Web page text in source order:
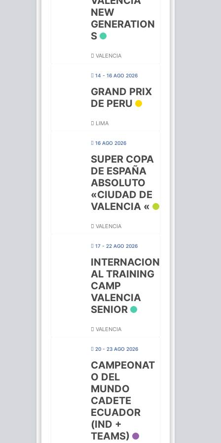
NEW
GENERATION
S
VALENCIA
14 - 16 AGO 2026
GRAND PRIX
DE PERU
LIMA
16 AGO 2026
SUPER COPA
DE ESPAÑA
ABSOLUTO
«CIUDAD DE
VALENCIA «
VALENCIA
17 - 22 AGO 2026
INTERNACION
AL TRAINING
CAMP
VALENCIA
SENIOR
VALENCIA
20 - 23 AGO 2026
CAMPEONAT
O DEL
MUNDO
CADETE
ECUADOR
(IND +
TEAMS)